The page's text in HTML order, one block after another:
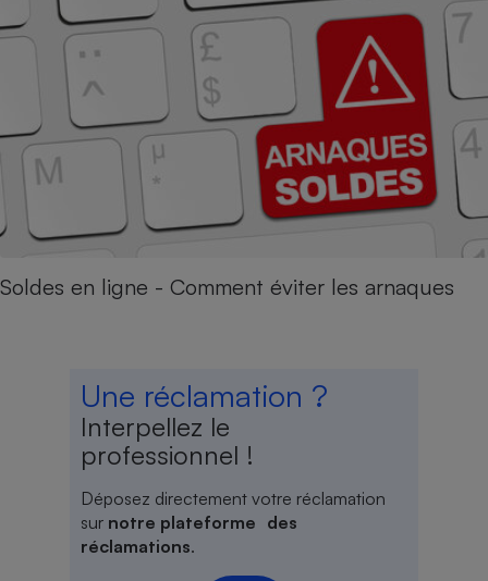
Soldes en ligne - Comment éviter les arnaques
Une réclamation ?
Interpellez le
professionnel !
Déposez directement votre réclamation
sur notre plateforme des
réclamations.